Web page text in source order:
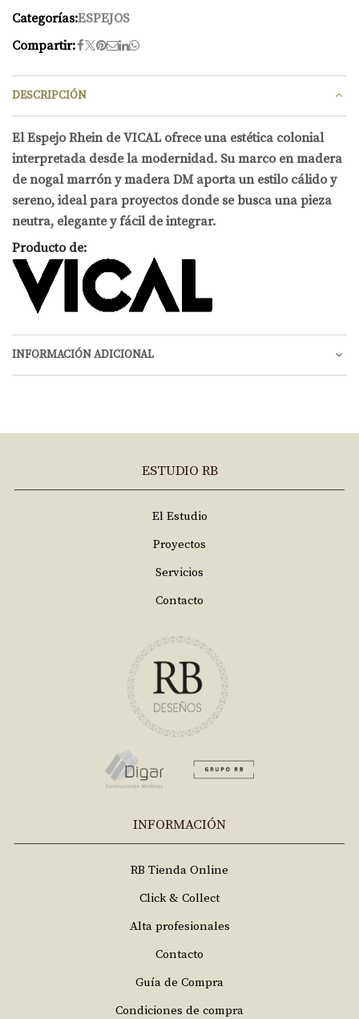
Categorías:ESPEJOS
Compartir:
DESCRIPCIÓN
El Espejo Rhein de VICAL ofrece una estética colonial
interpretada desde la modernidad. Su marco en madera
de nogal marrón y madera DM aporta un estilo cálido y
sereno, ideal para proyectos donde se busca una pieza
neutra, elegante y fácil de integrar.
Producto de:
INFORMACIÓN ADICIONAL
ESTUDIO RB
El Estudio
Proyectos
Servicios
Contacto
INFORMACIÓN
RB Tienda Online
Click & Collect
Alta profesionales
Contacto
Guía de Compra
Condiciones de compra